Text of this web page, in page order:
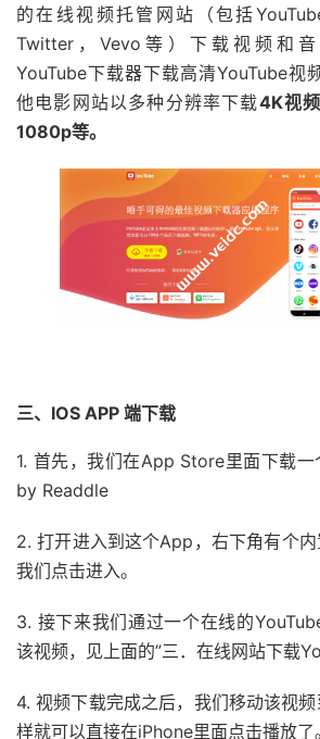
的在线视频托管网站（包括
Twitter，Vevo等）下载视频和音
YouTube下载器下载高清YouTube视
他电影网站以多种分辨率下载4K视频
1080p等。
三、IOS APP 端下载
1. 首先，我们在App Store里面下载
by Readdle
2. 打开进入到这个App，右下角有个内
我们点击进入。
3. 接下来我们通过一个在线的
该视频，见上面的”三．在线网站下载
4. 视频下载完成之后，我们移动该视频
样就可以直接在iPhone里面点击播放了。